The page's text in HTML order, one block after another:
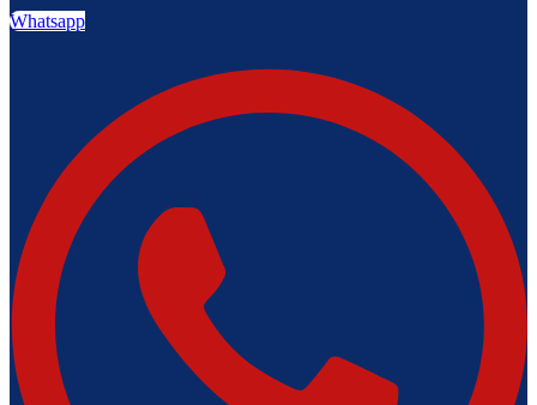
Whatsapp